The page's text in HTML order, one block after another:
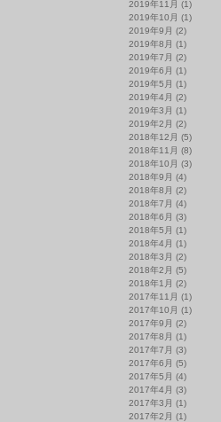
2019年11月 (1)
2019年10月 (1)
2019年9月 (2)
2019年8月 (1)
2019年7月 (2)
2019年6月 (1)
2019年5月 (1)
2019年4月 (2)
2019年3月 (1)
2019年2月 (2)
2018年12月 (5)
2018年11月 (8)
2018年10月 (3)
2018年9月 (4)
2018年8月 (2)
2018年7月 (4)
2018年6月 (3)
2018年5月 (1)
2018年4月 (1)
2018年3月 (2)
2018年2月 (5)
2018年1月 (2)
2017年11月 (1)
2017年10月 (1)
2017年9月 (2)
2017年8月 (1)
2017年7月 (3)
2017年6月 (5)
2017年5月 (4)
2017年4月 (3)
2017年3月 (1)
2017年2月 (1)